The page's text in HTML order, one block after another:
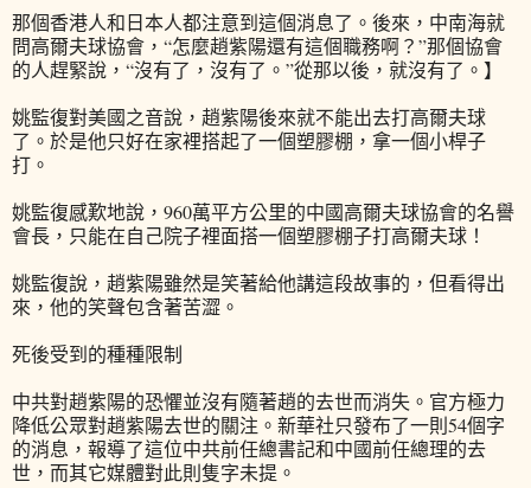
那個香港人和日本人都注意到這個消息了。後來，中南海就
問高爾夫球協會，“怎麼趙紫陽還有這個職務啊？”那個協會
的人趕緊說，“沒有了，沒有了。”從那以後，就沒有了。】
姚監復對美國之音說，趙紫陽後來就不能出去打高爾夫球
了。於是他只好在家裡搭起了一個塑膠棚，拿一個小桿子
打。
姚監復感歎地說，960萬平方公里的中國高爾夫球協會的名譽
會長，只能在自己院子裡面搭一個塑膠棚子打高爾夫球！
姚監復說，趙紫陽雖然是笑著給他講這段故事的，但看得出
來，他的笑聲包含著苦澀。
死後受到的種種限制
中共對趙紫陽的恐懼並沒有隨著趙的去世而消失。官方極力
降低公眾對趙紫陽去世的關注。新華社只發布了一則54個字
的消息，報導了這位中共前任總書記和中國前任總理的去
世，而其它媒體對此則隻字未提。